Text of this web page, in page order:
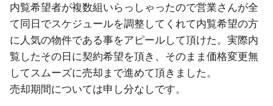
内覧希望者が複数組いらっしゃったので営業さんが全
て同日でスケジュールを調整してくれて内覧希望の方
に人気の物件である事をアピールして頂けた。実際内
覧したその日に契約希望を頂き、そのまま価格変更無
してスムーズに売却まで進めて頂きました。
売却期間については申し分なしです。